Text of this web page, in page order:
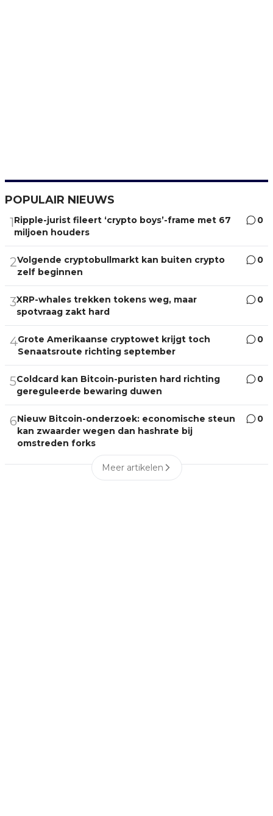
POPULAIR NIEUWS
1Ripple-jurist fileert ‘crypto boys’-frame met 67
miljoen houders
0
2Volgende cryptobullmarkt kan buiten crypto
zelf beginnen
0
3XRP-whales trekken tokens weg, maar
spotvraag zakt hard
0
4Grote Amerikaanse cryptowet krijgt toch
Senaatsroute richting september
0
5Coldcard kan Bitcoin-puristen hard richting
gereguleerde bewaring duwen
0
6Nieuw Bitcoin-onderzoek: economische steun
kan zwaarder wegen dan hashrate bij
omstreden forks
0
Meer artikelen